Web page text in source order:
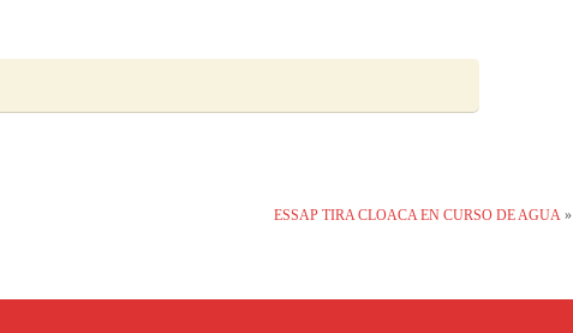
ESSAP TIRA CLOACA EN CURSO DE AGUA»